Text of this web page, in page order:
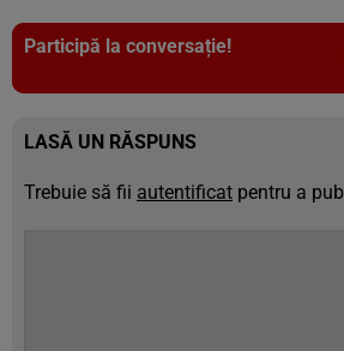
Participă la conversație!
LASĂ UN RĂSPUNS
Trebuie să fii autentificat pentru a